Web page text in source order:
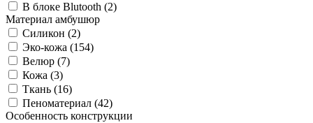
В блоке Blutooth (2)
Материал амбушюр
Силикон (2)
Эко-кожа (154)
Велюр (7)
Кожа (3)
Ткань (16)
Пеноматериал (42)
Особенность конструкции